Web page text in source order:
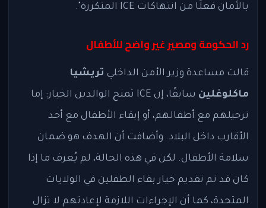
بالأمان فعلًا من انتهاكات ICE المتكررة".
رد الحكومة ومصير غير واضح للأطفال
قالت مساعدة وزير الأمن الداخلي تريشيا
ماكلوغلين
سابقًا، إن ICE تمنح الوالدين الخيار: إما
ترحيلهم مع أطفالهم، أو إبقاء الأطفال مع أحد
الأقارب داخل البلاد. وأضافت أن الهدف هو ضمان
سلامة الأطفال. لكن في هذه الحالة، لم يُعرف ما إذا
كان قد تم تقديم خيار بقاء الطفلين في الولايات
المتحدة، كما أن الإجراءات اللازمة لإعادتهم لا تزال